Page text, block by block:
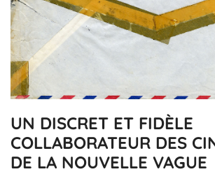
UN DISCRET ET FIDÈLE
COLLABORATEUR DES
DE LA NOUVELLE VAGUE